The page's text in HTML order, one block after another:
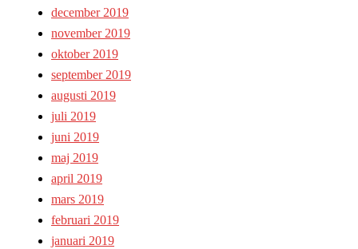
december 2019
november 2019
oktober 2019
september 2019
augusti 2019
juli 2019
juni 2019
maj 2019
april 2019
mars 2019
februari 2019
januari 2019